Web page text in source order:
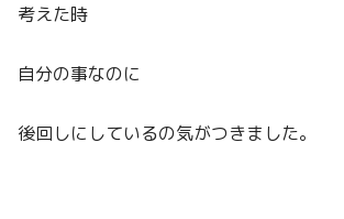
考えた時
自分の事なのに
後回しにしているの気がつきました。